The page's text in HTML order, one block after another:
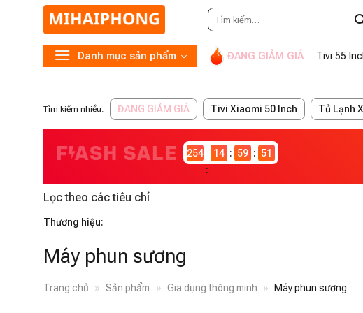
Tìm
kiếm:
Danh mục sản phẩm ĐANG GIẢM GIÁ Tivi 55
Tìm kiếm nhiều: ĐANG GIẢM GIÁ Tivi Xiaomi 50 Inch Tủ Lạnh
2546981
14 59 51
Lọc theo các tiêu chí
Thương hiệu:
Máy phun sương
Trang chủ » Sản phẩm » Gia dụng thông minh » Máy phun sương